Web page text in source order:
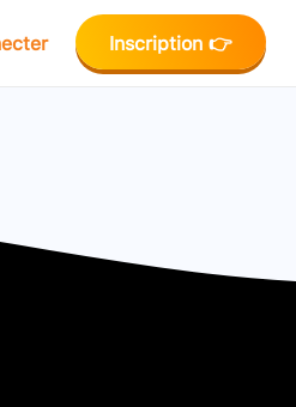
Inscription 👉